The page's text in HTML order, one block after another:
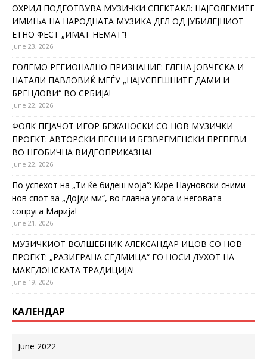
ОХРИД ПОДГОТВУВА МУЗИЧКИ СПЕКТАКЛ: НАЈГОЛЕМИТЕ
ИМИЊА НА НАРОДНАТА МУЗИКА ДЕЛ ОД ЈУБИЛЕЈНИОТ
ЕТНО ФЕСТ „ИМАТ НЕМАТ“!
June 23, 2026
ГОЛЕМО РЕГИОНАЛНО ПРИЗНАНИЕ: ЕЛЕНА ЈОВЧЕСКА И
НАТАЛИ ПАВЛОВИЌ МЕЃУ „НАЈУСПЕШНИТЕ ДАМИ И
БРЕНДОВИ“ ВО СРБИЈА!
June 22, 2026
ФОЛК ПЕЈАЧОТ ИГОР БЕЖАНОСКИ СО НОВ МУЗИЧКИ
ПРОЕКТ: АВТОРСКИ ПЕСНИ И БЕЗВРЕМЕНСКИ ПРЕПЕВИ
ВО НЕОБИЧНА ВИДЕОПРИКАЗНА!
June 22, 2026
По успехот на „Ти ќе бидеш моја“: Кире Науновски сними
нов спот за „Дојди ми“, во главна улога и неговата
сопруга Марија!
June 21, 2026
МУЗИЧКИОТ ВОЛШЕБНИК АЛЕКСАНДАР ИЦОВ СО НОВ
ПРОЕКТ: „РАЗИГРАНА СЕДМИЦА“ ГО НОСИ ДУХОТ НА
МАКЕДОНСКАТА ТРАДИЦИЈА!
June 19, 2026
КАЛЕНДАР
June 2022